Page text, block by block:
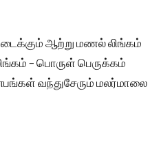
ஆற்று மணல் லிங்கம்
லிங்கம் – பொருள் பெருக்கம்
வந்துசேரும் மலர்மாலை